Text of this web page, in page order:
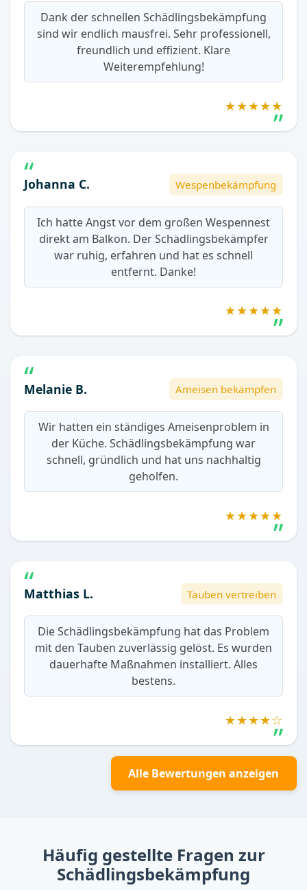
Dank der schnellen Schädlingsbekämpfung
sind wir endlich mausfrei. Sehr professionell,
freundlich und effizient. Klare
Weiterempfehlung!
★★★★★
Johanna C. Wespenbekämpfung
Ich hatte Angst vor dem großen Wespennest
direkt am Balkon. Der Schädlingsbekämpfer
war ruhig, erfahren und hat es schnell
entfernt. Danke!
★★★★★
Melanie B. Ameisen bekämpfen
Wir hatten ein ständiges Ameisenproblem in
der Küche. Schädlingsbekämpfung war
schnell, gründlich und hat uns nachhaltig
geholfen.
★★★★★
Matthias L. Tauben vertreiben
Die Schädlingsbekämpfung hat das Problem
mit den Tauben zuverlässig gelöst. Es wurden
dauerhafte Maßnahmen installiert. Alles
bestens.
★★★★☆
Alle Bewertungen anzeigen
Häufig gestellte Fragen zur
Schädlingsbekämpfung